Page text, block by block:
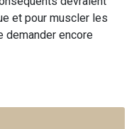
et pour muscler les
demander encore